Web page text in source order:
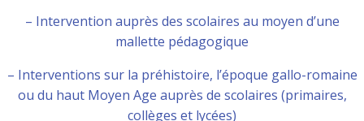
– Intervention auprès des scolaires au moyen d’une
mallette pédagogique
– Interventions sur la préhistoire, l’époque gallo-romaine
ou du haut Moyen Age auprès de scolaires (primaires,
collèges et lycées)